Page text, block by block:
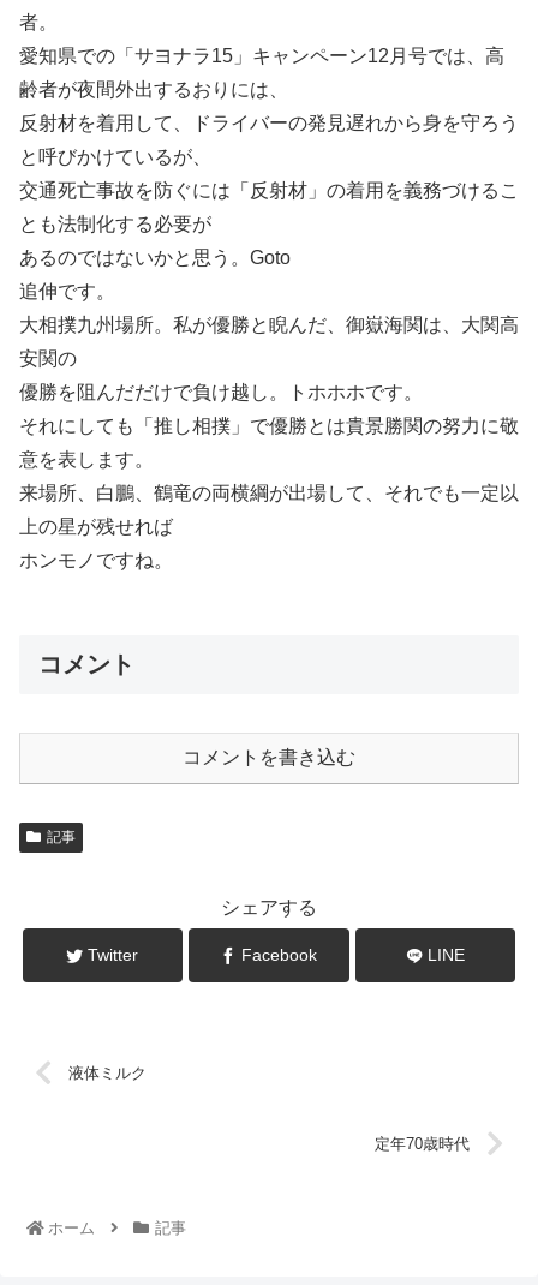
者。
愛知県での「サヨナラ15」キャンペーン12月号では、高
齢者が夜間外出するおりには、
反射材を着用して、ドライバーの発見遅れから身を守ろう
と呼びかけているが、
交通死亡事故を防ぐには「反射材」の着用を義務づけるこ
とも法制化する必要が
あるのではないかと思う。Goto
追伸です。
大相撲九州場所。私が優勝と睨んだ、御嶽海関は、大関高
安関の
優勝を阻んだだけで負け越し。トホホホです。
それにしても「推し相撲」で優勝とは貴景勝関の努力に敬
意を表します。
来場所、白鵬、鶴竜の両横綱が出場して、それでも一定以
上の星が残せれば
ホンモノですね。
コメント
コメントを書き込む
記事
シェアする
Twitter Facebook LINE
液体ミルク
定年70歳時代
ホーム 記事